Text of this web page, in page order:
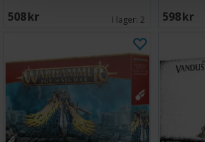
508 SEK I lager: 2 598 SEK